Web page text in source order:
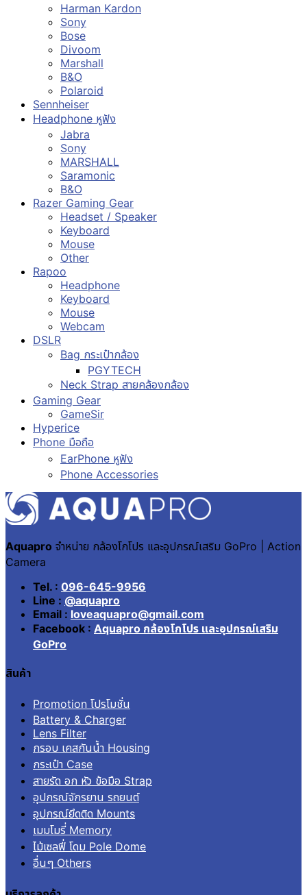
Harman Kardon
Sony
Bose
Divoom
Marshall
B&O
Polaroid
Sennheiser
Headphone หูฟัง
Jabra
Sony
MARSHALL
Saramonic
B&O
Razer Gaming Gear
Headset / Speaker
Keyboard
Mouse
Other
Rapoo
Headphone
Keyboard
Mouse
Webcam
DSLR
Bag กระเป๋ากล้อง
PGYTECH
Neck Strap สายคล้องกล้อง
Gaming Gear
GameSir
Hyperice
Phone มือถือ
EarPhone หูฟัง
Phone Accessories
Aquapro จำหน่าย กล้องโกโปร และอุปกรณ์เสริม GoPro | Action
Camera
Tel. : 096-645-9956
Line : @aquapro
Email : loveaquapro@gmail.com
Facebook : Aquapro กล้องโกโปร และอุปกรณ์เสริม
GoPro
สินค้า
Promotion โปรโมชั่น
Battery & Charger
Lens Filter
กรอบ เคสกันน้ำ Housing
กระเป๋า Case
สายรัด อก หัว ข้อมือ Strap
อุปกรณ์จักรยาน รถยนต์
อุปกรณ์ยึดติด Mounts
เมมโมรี่ Memory
ไม้เซลฟี่ โดม Pole Dome
อื่นๆ Others